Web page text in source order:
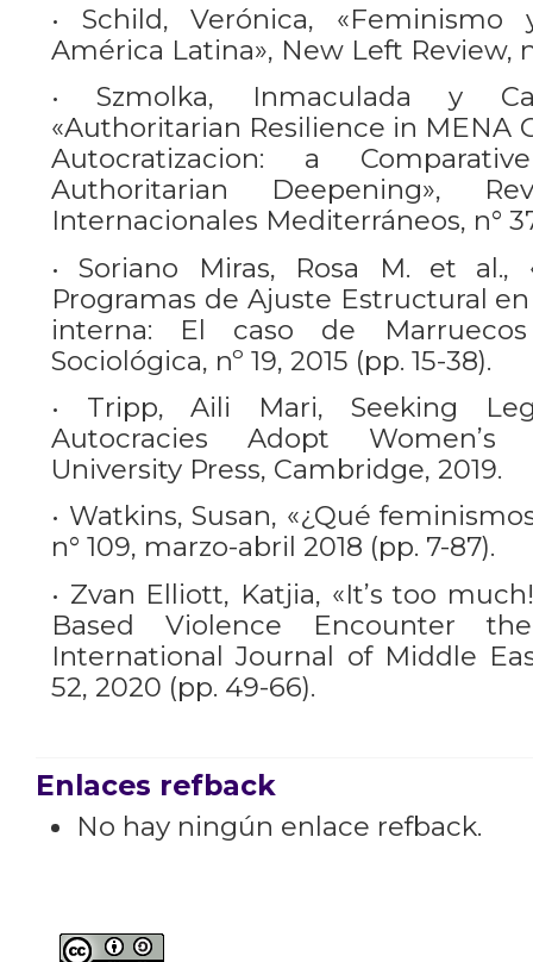
• Schild, Verónica,
América Latina», New Left Review,
• Szmolka, Inmaculada y
«Authoritarian Resilience in MENA
Autocratizacion: a
Authoritarian Deepening»,
Internacionales Mediterráneos, n°
• Soriano Miras, Rosa M. et al.,
Programas de Ajuste Estructural
interna: El caso de
Sociológica, nº 19, 2015 (pp. 15-38).
• Tripp, Aili Mari, Seeking
Autocracies Adopt Women’s
University Press, Cambridge, 2019.
• Watkins, Susan, «¿Qué
n° 109, marzo-abril 2018 (pp. 7-87).
• Zvan Elliott, Katjia, «It’s too
Based Violence Encounter
International Journal of Middle
52, 2020 (pp. 49-66).
Enlaces refback
No hay ningún enlace refback.